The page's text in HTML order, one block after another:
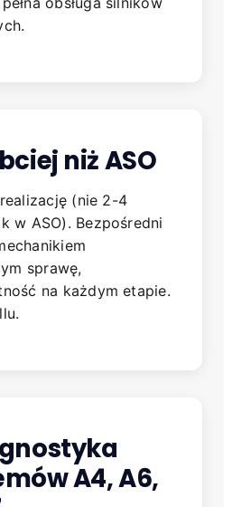
niż ASO
(nie 2-4
w ASO). Bezpośredni
sprawę,
na każdym etapie.
A4, A6,